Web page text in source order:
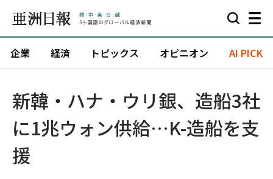
企業 経済 トピックス オピニオン AI PICK
新韓・ハナ・ウリ銀、造船3社
に1兆ウォン供給…K-造船を支
援